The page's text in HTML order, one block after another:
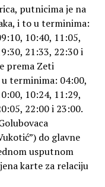
putnicima je na
i to u terminima:
10:40, 11:05,
21:33, 22:30 i
prema Zeti
u terminima: 04:00,
10:24, 11:29,
22:00 i 23:00.
do glavne
usputnom
karte za relaciju